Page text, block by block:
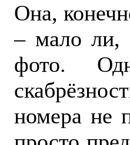
Она,
– мало ли,
фото.
номера не